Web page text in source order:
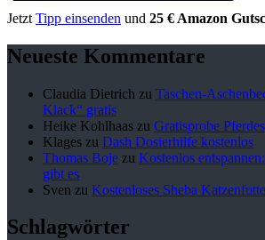
Jetzt Tipp einsenden und 25 € Amazon
Neueste Kommentare
Claudia Dietrich zu Taschen-
Klack“ gratis
Heike Kohlhaas zu Gratisprobe
Klages zu Dash Dosierhilfe kostenlos
Thomas Boje zu Kostenlos
gibt es
Sven zu Kostenloses Sheba
Schlagwörter